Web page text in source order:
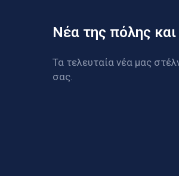
Νέα της πόλης
Τα τελευταία νέα μας
σας.